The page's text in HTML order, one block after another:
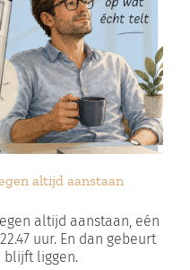
altijd aanstaan
altijd aanstaan, eén
uur. En dan gebeurt
blijft liggen.